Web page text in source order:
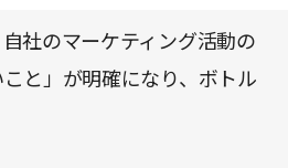
社のマーケティング活動の
と」が明確になり、ボトル